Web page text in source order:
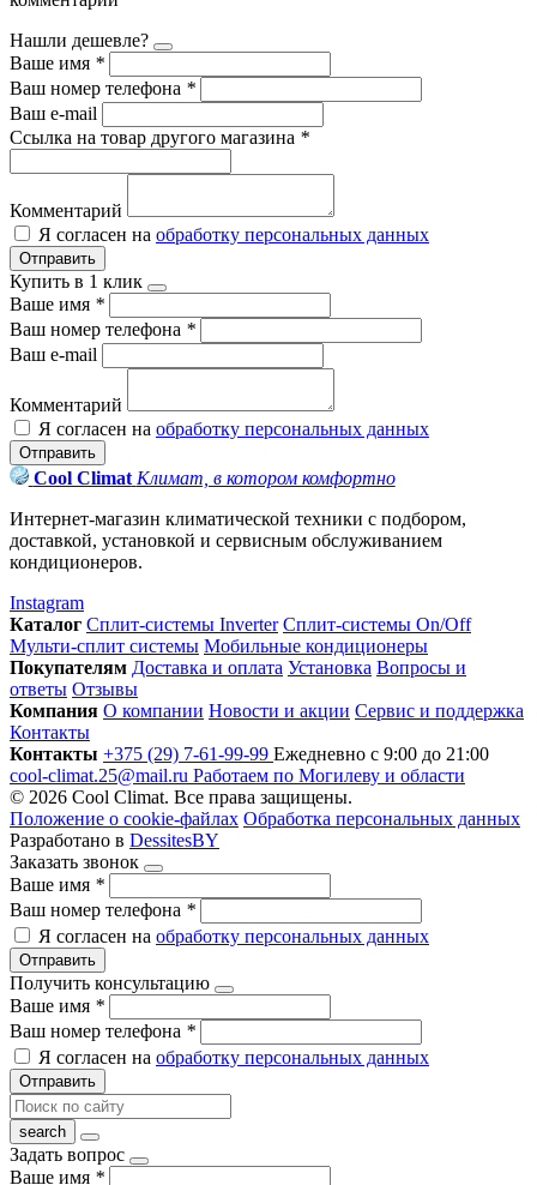
Нашли дешевле?
Ваше имя *
Ваш номер телефона *
Ваш e-mail
Ссылка на товар другого магазина *
Комментарий
Я согласен на обработку персональных данных
Отправить
Купить в 1 клик
Ваше имя *
Ваш номер телефона *
Ваш e-mail
Комментарий
Я согласен на обработку персональных данных
Отправить
Cool Climat Климат, в котором комфортно
Интернет-магазин климатической техники с подбором,
доставкой, установкой и сервисным обслуживанием
кондиционеров.
Instagram
Каталог Сплит-системы Inverter Сплит-системы On/Off
Мульти-сплит системы Мобильные кондиционеры
Покупателям Доставка и оплата Установка Вопросы и
ответы Отзывы
Компания О компании Новости и акции Сервис и поддержка
Контакты
Контакты +375 (29) 7-61-99-99 Ежедневно с 9:00 до 21:00
cool-climat.25@mail.ru Работаем по Могилеву и области
© 2026 Cool Climat. Все права защищены.
Положение о cookie-файлах Обработка персональных данных
Разработано в DessitesBY
Заказать звонок
Ваше имя *
Ваш номер телефона *
Я согласен на обработку персональных данных
Отправить
Получить консультацию
Ваше имя *
Ваш номер телефона *
Я согласен на обработку персональных данных
Отправить
Задать вопрос
Ваше имя *